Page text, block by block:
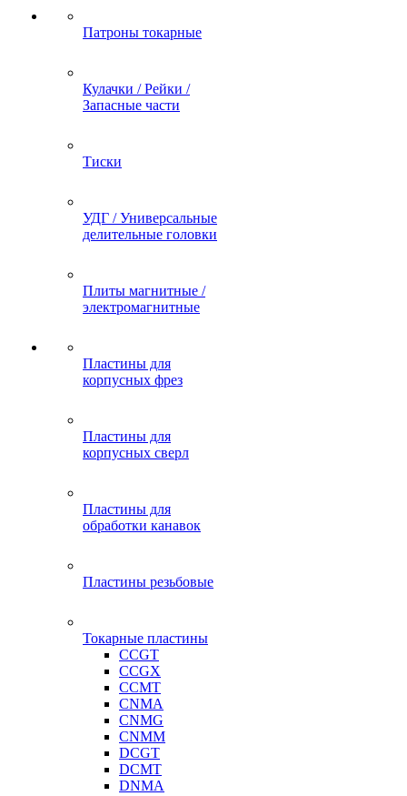
Патроны токарные
Кулачки / Рейки /
Запасные части
Тиски
УДГ / Универсальные
делительные головки
Плиты магнитные /
электромагнитные
Пластины для
корпусных фрез
Пластины для
корпусных сверл
Пластины для
обработки канавок
Пластины резьбовые
Токарные пластины
CCGT
CCGX
CCMT
CNMA
CNMG
CNMM
DCGT
DCMT
DNMA